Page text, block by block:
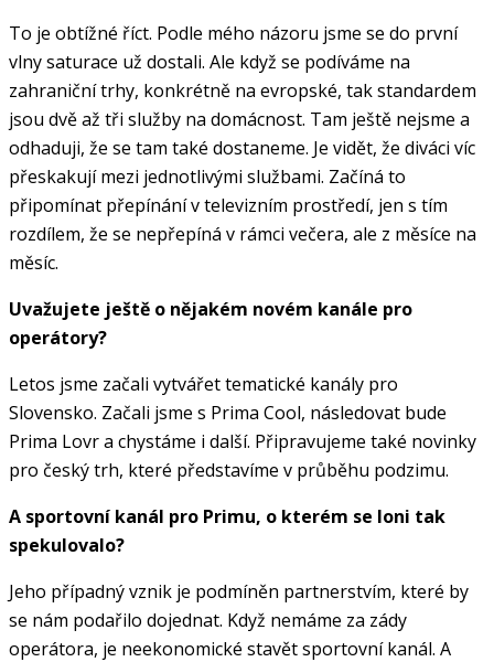
To je obtížné říct. Podle mého názoru jsme se do první
vlny saturace už dostali. Ale když se podíváme na
zahraniční trhy, konkrétně na evropské, tak standardem
jsou dvě až tři služby na domácnost. Tam ještě nejsme a
odhaduji, že se tam také dostaneme. Je vidět, že diváci víc
přeskakují mezi jednotlivými službami. Začíná to
připomínat přepínání v televizním prostředí, jen s tím
rozdílem, že se nepřepíná v rámci večera, ale z měsíce na
měsíc.
Uvažujete ještě o nějakém novém kanále pro
operátory?
Letos jsme začali vytvářet tematické kanály pro
Slovensko. Začali jsme s Prima Cool, následovat bude
Prima Lovr a chystáme i další. Připravujeme také novinky
pro český trh, které představíme v průběhu podzimu.
A sportovní kanál pro Primu, o kterém se loni tak
spekulovalo?
Jeho případný vznik je podmíněn partnerstvím, které by
se nám podařilo dojednat. Když nemáme za zády
operátora, je neekonomické stavět sportovní kanál. A